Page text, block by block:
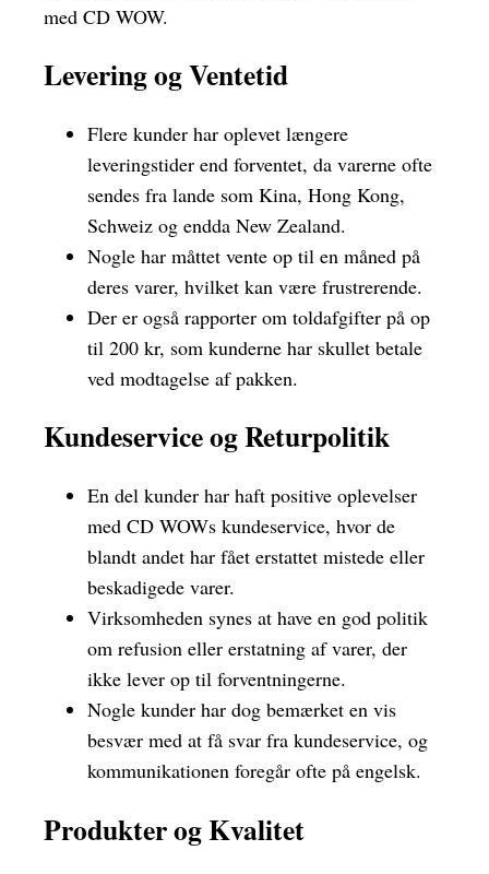
med CD WOW.
Levering og Ventetid
Flere kunder har oplevet længere
leveringstider end forventet, da varerne ofte
sendes fra lande som Kina, Hong Kong,
Schweiz og endda New Zealand.
Nogle har måttet vente op til en måned på
deres varer, hvilket kan være frustrerende.
Der er også rapporter om toldafgifter på op
til 200 kr, som kunderne har skullet betale
ved modtagelse af pakken.
Kundeservice og Returpolitik
En del kunder har haft positive oplevelser
med CD WOWs kundeservice, hvor de
blandt andet har fået erstattet mistede eller
beskadigede varer.
Virksomheden synes at have en god politik
om refusion eller erstatning af varer, der
ikke lever op til forventningerne.
Nogle kunder har dog bemærket en vis
besvær med at få svar fra kundeservice, og
kommunikationen foregår ofte på engelsk.
Produkter og Kvalitet